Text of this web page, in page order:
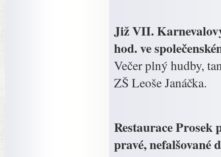
Již VII.
hod. ve
Večer plný hudby,
ZŠ Leoše Janáčka.
Restaurace Prosek
pravé, nefalšované